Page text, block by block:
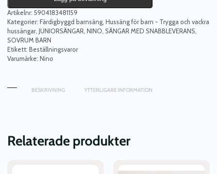
Artikelnr: 5904183481159
Kategorier: Färdigbyggd barnsäng Hussäng för barn - Trygga och vackra
hussängar JUNIORSÄNGAR NINO SÄNGAR MED SNABBLEVERANS
SOVRUM BARN
Etikett: Beställningsvaror
Varumärke: Nino
BESKRIVNING YTTERLIGARE INFORMATION
Relaterade produkter